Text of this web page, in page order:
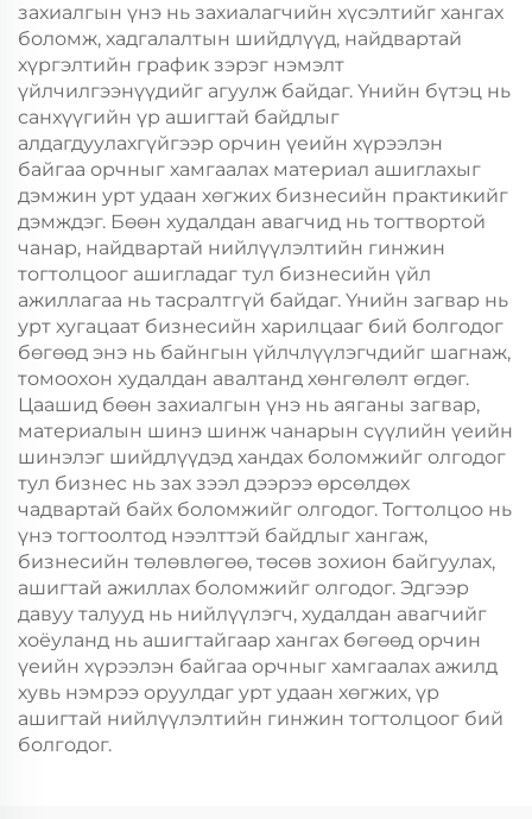
захиалгын үнэ нь захиалагчийн хүсэлтийг хангах
боломж, хадгалалтын шийдлүүд, найдвартай
хүргэлтийн график зэрэг нэмэлт
үйлчилгээнүүдийг агуулж байдаг. Үнийн бүтэц нь
санхүүгийн үр ашигтай байдлыг
алдагдуулахгүйгээр орчин үеийн хүрээлэн
байгаа орчныг хамгаалах материал ашиглахыг
дэмжин урт удаан хөгжих бизнесийн практикийг
дэмждэг. Бөөн худалдан авагчид нь тогтвортой
чанар, найдвартай нийлүүлэлтийн гинжин
тогтолцоог ашигладаг тул бизнесийн үйл
ажиллагаа нь тасралтгүй байдаг. Үнийн загвар нь
урт хугацаат бизнесийн харилцааг бий болгодог
бөгөөд энэ нь байнгын үйлчлүүлэгчдийг шагнаж,
томоохон худалдан авалтанд хөнгөлөлт өгдөг.
Цаашид бөөн захиалгын үнэ нь аяганы загвар,
материалын шинэ шинж чанарын сүүлийн үеийн
шинэлэг шийдлүүдэд хандах боломжийг олгодог
тул бизнес нь зах зээл дээрээ өрсөлдөх
чадвартай байх боломжийг олгодог. Тогтолцоо нь
үнэ тогтоолтод нээлттэй байдлыг хангаж,
бизнесийн төлөвлөгөө, төсөв зохион байгуулах,
ашигтай ажиллах боломжийг олгодог. Эдгээр
давуу талууд нь нийлүүлэгч, худалдан авагчийг
хоёуланд нь ашигтайгаар хангах бөгөөд орчин
үеийн хүрээлэн байгаа орчныг хамгаалах ажилд
хувь нэмрээ оруулдаг урт удаан хөгжих, үр
ашигтай нийлүүлэлтийн гинжин тогтолцоог бий
болгодог.